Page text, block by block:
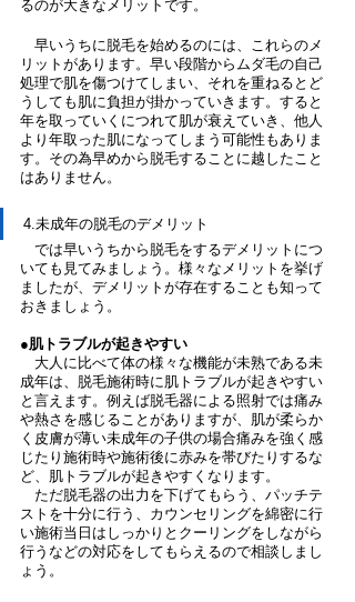
るのが大きなメリットです。
早いうちに脱毛を始めるのには、これらのメ
リットがあります。早い段階からムダ毛の自己
処理で肌を傷つけてしまい、それを重ねるとど
うしても肌に負担が掛かっていきます。すると
年を取っていくにつれて肌が衰えていき、他人
より年取った肌になってしまう可能性もありま
す。その為早めから脱毛することに越したこと
はありません。
4.未成年の脱毛のデメリット
では早いうちから脱毛をするデメリットにつ
いても見てみましょう。様々なメリットを挙げ
ましたが、デメリットが存在することも知って
おきましょう。
●肌トラブルが起きやすい
大人に比べて体の様々な機能が未熟である未
成年は、脱毛施術時に肌トラブルが起きやすい
と言えます。例えば脱毛器による照射では痛み
や熱さを感じることがありますが、肌が柔らか
く皮膚が薄い未成年の子供の場合痛みを強く感
じたり施術時や施術後に赤みを帯びたりするな
ど、肌トラブルが起きやすくなります。
ただ脱毛器の出力を下げてもらう、パッチテ
ストを十分に行う、カウンセリングを綿密に行
い施術当日はしっかりとクーリングをしながら
行うなどの対応をしてもらえるので相談しまし
ょう。